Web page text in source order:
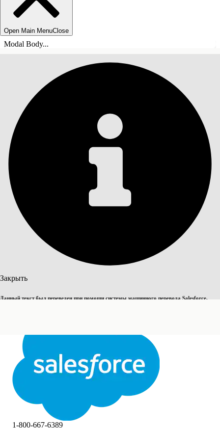
Open Main MenuClose
Modal Body...
Закрыть
Данный текст был переведен при помощи системы машинного перевода Salesforce.
Закрыть
СОДЕРЖАНИЕ
1-800-667-6389